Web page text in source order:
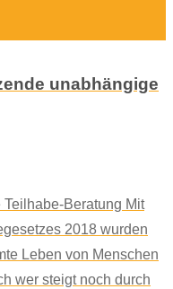
unabhängige
Beratung Mit
2018 wurden
Leben von Menschen
wer steigt noch durch